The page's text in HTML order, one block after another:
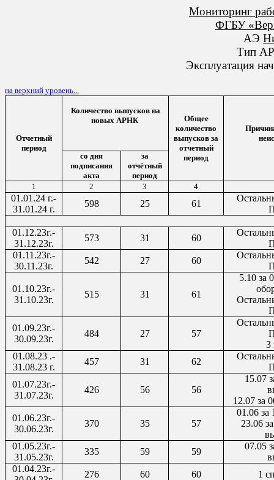
Мониторинг
ФГБУ
АЭ
Тип
Эксплуатация
на верхний уровень...
Отчетный
период
Количество выпусков на
новых АРНК
Общее
количество
выпусков за
отчетный
период
со дня
подписания
акта
за
отчётный
период
1
2 3 4
01.01.24 г.-
31.01.24 г.
598 25 61
01.12.23г.-
31.12.23г.
573 31 60
01.11.23г.-
30.11.23г.
542 27 60
01.10.23г.-
31.10.23г.
515 31 61
5.10 за
01.09.23г.-
30.09.23г.
484 27 57
3
01.08.23 .-
31.08.23 г.
457 31 62
01.07.23г.-
31.07.23г.
426 56 56
15.07
12.07 за
01.06.23г.-
30.06.23г.
370 35 57
01.06 за
23.06
01.05.23г.-
31.05.23г.
335 59 59
07.05
01.04.23г.-
276 60 60
1